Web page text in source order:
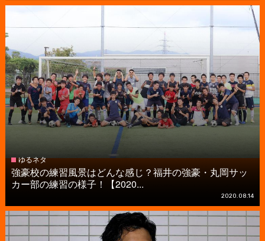
ゆるネタ
強豪校の練習風景はどんな感じ？福井の強豪・丸岡サッ
カー部の練習の様子！【2020...
2020.08.14